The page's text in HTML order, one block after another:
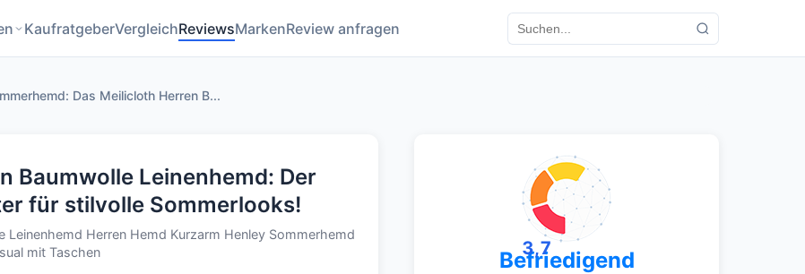
KaufratgeberVergleichReviewsMarkenReview anfragen
Das Meilicloth Herren B...
Baumwolle Leinenhemd: Der
für stilvolle Sommerlooks!
Leinenhemd Herren Hemd Kurzarm Henley Sommerhemd
mit Taschen
3,7
Befriedigend